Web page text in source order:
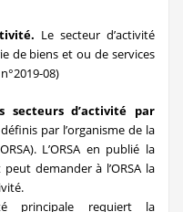
Le secteur d’activité
de biens et ou de services
08)
secteurs d’activité par
par l’organisme de la
L’ORSA en publié la
demander à l’ORSA la
principale requiert la